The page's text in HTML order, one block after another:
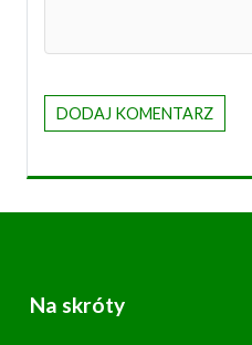
Na skróty